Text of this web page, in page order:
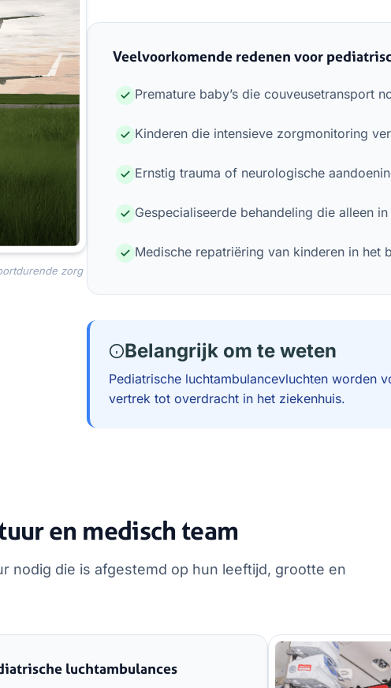
Veelvoorkomende redenen voor
Premature baby’s die couveusetransport
Kinderen die intensieve zorgmonitoring
Ernstig trauma of neurologische
Gespecialiseerde behandeling die alleen
Medische repatriëring van kinderen in het
Belangrijk om te weten
Pediatrische luchtambulancevluchten worden
vertrek tot overdracht in het ziekenhuis.
zorg
en medisch team
nodig die is afgestemd op hun leeftijd, grootte en
luchtambulances